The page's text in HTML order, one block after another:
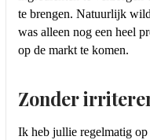
te brengen. Natuurlijk
was alleen nog een heel
op de markt te komen.
Zonder
Ik heb jullie regelmatig op de hoogte gehouden van alle